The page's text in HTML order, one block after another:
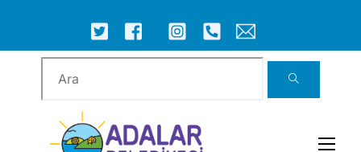
content
ICON
LABEL
ICON
LABEL
ICON
ICON
LABEL
ICON
LABEL
ICON
LABEL